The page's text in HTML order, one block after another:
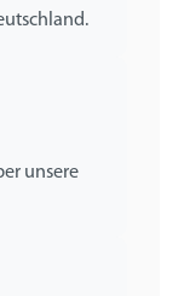
unsere